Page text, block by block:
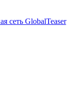
сеть GlobalTeaser